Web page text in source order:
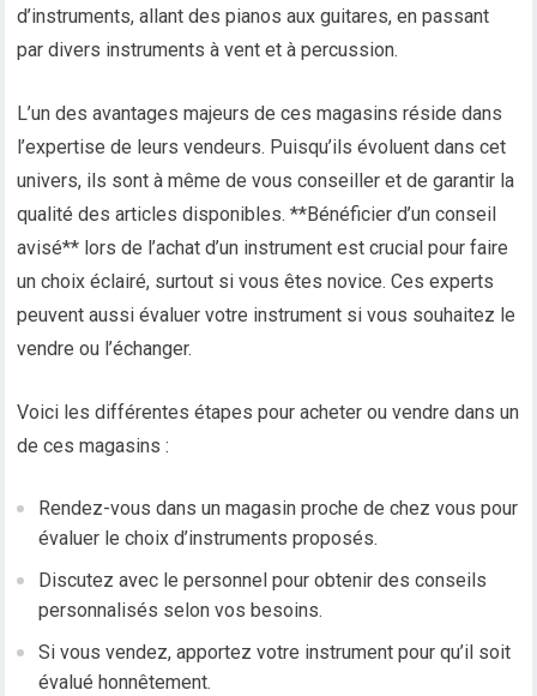
d’instruments, allant des pianos aux guitares, en passant
par divers instruments à vent et à percussion.
L’un des avantages majeurs de ces magasins réside dans
l’expertise de leurs vendeurs. Puisqu’ils évoluent dans cet
univers, ils sont à même de vous conseiller et de garantir la
qualité des articles disponibles. **Bénéficier d’un conseil
avisé** lors de l’achat d’un instrument est crucial pour faire
un choix éclairé, surtout si vous êtes novice. Ces experts
peuvent aussi évaluer votre instrument si vous souhaitez le
vendre ou l’échanger.
Voici les différentes étapes pour acheter ou vendre dans un
de ces magasins :
Rendez-vous dans un magasin proche de chez vous pour
évaluer le choix d’instruments proposés.
Discutez avec le personnel pour obtenir des conseils
personnalisés selon vos besoins.
Si vous vendez, apportez votre instrument pour qu’il soit
évalué honnêtement.